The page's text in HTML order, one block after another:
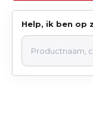
Help, ik ben op